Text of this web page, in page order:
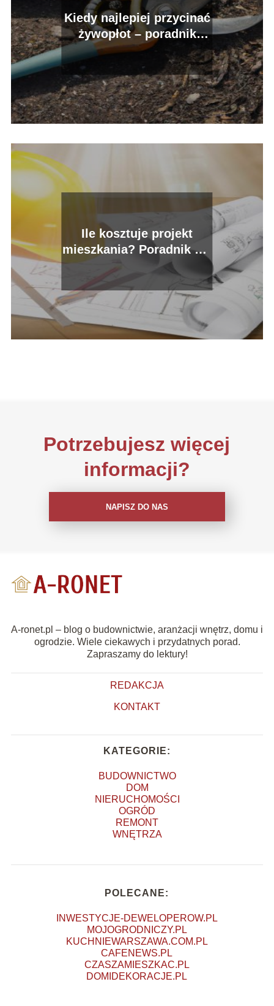
Kiedy najlepiej przycinać
żywopłot – poradnik
ogrodniczy.
Ile kosztuje projekt
mieszkania? Poradnik dla
przyszłych inwestorów.
Potrzebujesz więcej
informacji?
NAPISZ DO NAS
A-ronet.pl – blog o budownictwie, aranżacji wnętrz, domu i
ogrodzie. Wiele ciekawych i przydatnych porad.
Zapraszamy do lektury!
REDAKCJA
KONTAKT
KATEGORIE:
BUDOWNICTWO
DOM
NIERUCHOMOŚCI
OGRÓD
REMONT
WNĘTRZA
POLECANE:
INWESTYCJE-DEWELOPEROW.PL
MOJOGRODNICZY.PL
KUCHNIEWARSZAWA.COM.PL
CAFENEWS.PL
CZASZAMIESZKAC.PL
DOMIDEKORACJE.PL